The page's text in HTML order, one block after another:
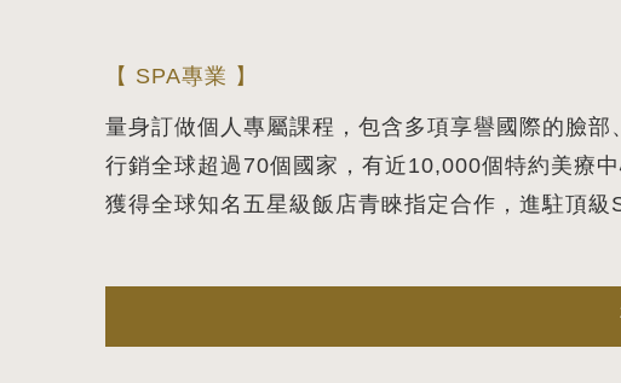
【 SPA專業 】
量身訂做個人專屬課程，包含多項享譽國際的臉部
行銷全球超過70個國家，有近10,000個特約美療中
獲得全球知名五星級飯店青睞指定合作，進駐頂